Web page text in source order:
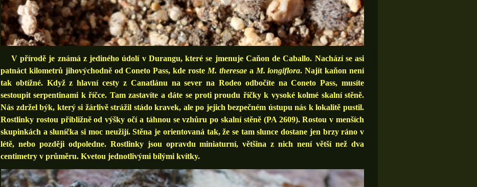
V přírodě je známá z jediného údolí v Durangu, které se jmenuje Caňon de Caballo. Nachází se asi
patnáct kilometrů jihovýchodně od Coneto Pass, kde roste M. theresaea M. longiflora. Najít kaňon není
tak obtížné. Když z hlavní cesty z Canatlánu na sever na Rodeo odbočíte na Coneto Pass, musíte
sestoupit serpentinami k říčce. Tam zastavíte a dáte se proti proudu říčky k vysoké kolmé skalní stěně.
Nás zdržel býk, který si žárlivě strážil stádo kravek, ale po jejich bezpečném ústupu nás k lokalitě pustil.
Rostlinky rostou přibližně od výšky očí a táhnou se vzhůru po skalní stěně (PA 2609). Rostou v menších
skupinkách a sluníčka si moc neužijí. Stěna je orientovaná tak, že se tam slunce dostane jen brzy ráno v
létě, nebo později odpoledne. Rostlinky jsou opravdu miniaturní, většina z nich není větší než dva
centimetry v průměru. Kvetou jednotlivými bílými kvítky.